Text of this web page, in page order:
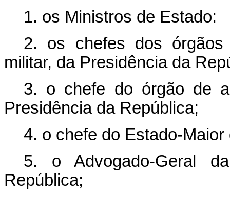
1. os Ministros de Estado:
2. os chefes dos
militar, da Presidência da
3. o chefe do órgão de
Presidência da República;
4. o chefe do Estado-
5. o Advogado-Geral
República;